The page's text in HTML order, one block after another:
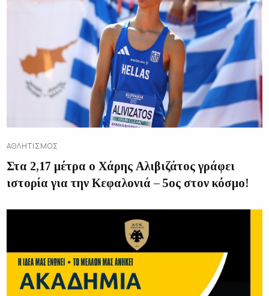
ΑΘΛΗΤΙΣΜΌΣ
Στα 2,17 μέτρα ο Χάρης Αλιβιζάτος γράφει
ιστορία για την Κεφαλονιά – 5ος στον κόσμο!